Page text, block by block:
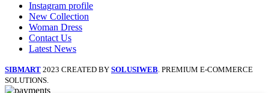
Instagram profile
New Collection
Woman Dress
Contact Us
Latest News
SIBMART 2023 CREATED BY SOLUSIWEB. PREMIUM E-COMMERCE
SOLUTIONS.